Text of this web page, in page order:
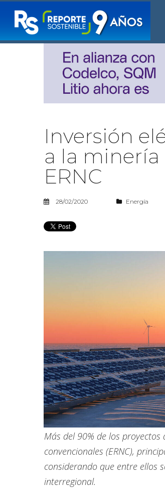
Inversión
a la minería
ERNC
28/02/2020 Energía
Más del 90% de los
convencionales (ERNC),
considerando que entre ellos
interregional.